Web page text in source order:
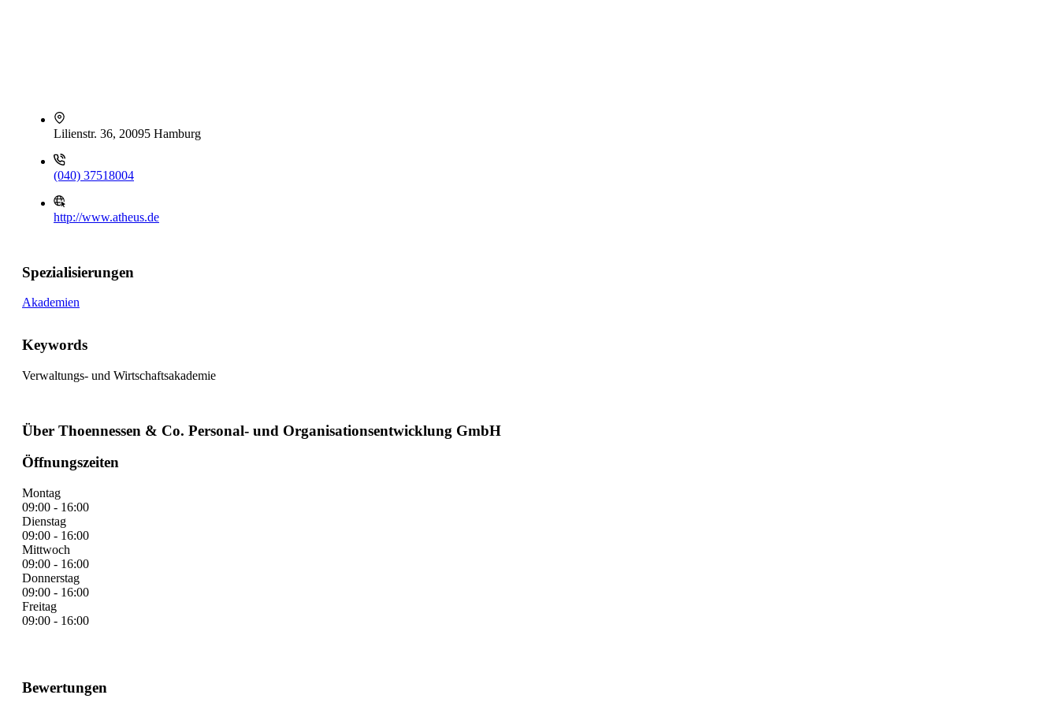
Lilienstr. 36, 20095 Hamburg
(040) 37518004
http://www.atheus.de
Spezialisierungen
Akademien
Keywords
Verwaltungs- und Wirtschaftsakademie
Über Thoennessen & Co. Personal- und Organisationsentwicklung GmbH
Öffnungszeiten
Montag
09:00 - 16:00
Dienstag
09:00 - 16:00
Mittwoch
09:00 - 16:00
Donnerstag
09:00 - 16:00
Freitag
09:00 - 16:00
Bewertungen